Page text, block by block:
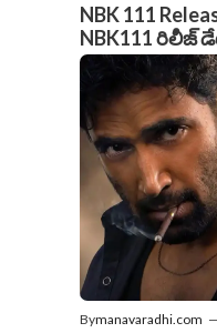
NBK 111
NBK111 రిలీజ్
Bymanavaradhi.com —